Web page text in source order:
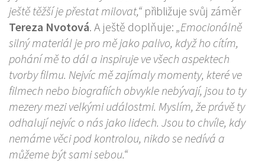
ještě těžší je přestat milovat,“ přibližuje svůj záměr
Tereza Nvotová. A ještě doplňuje: „Emocionálně
silný materiál je pro mě jako palivo, když ho cítím,
pohání mě to dál a inspiruje ve všech aspektech
tvorby filmu. Nejvíc mě zajímaly momenty, které ve
filmech nebo biografiích obvykle nebývají, jsou to ty
mezery mezi velkými událostmi. Myslím, že právě ty
odhalují nejvíc o nás jako lidech. Jsou to chvíle, kdy
nemáme věci pod kontrolou, nikdo se nedívá a
můžeme být sami sebou.“